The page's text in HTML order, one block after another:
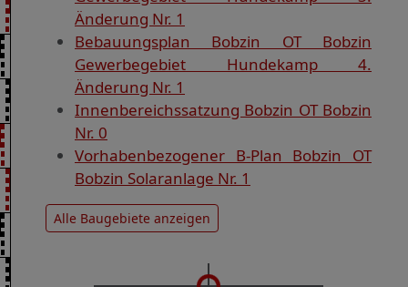
Änderung Nr. 1
Bebauungsplan Bobzin OT Bobzin
Gewerbegebiet Hundekamp 4.
Änderung Nr. 1
Innenbereichssatzung Bobzin OT Bobzin
Nr. 0
Vorhabenbezogener B-Plan Bobzin OT
Bobzin Solaranlage Nr. 1
Alle Baugebiete anzeigen